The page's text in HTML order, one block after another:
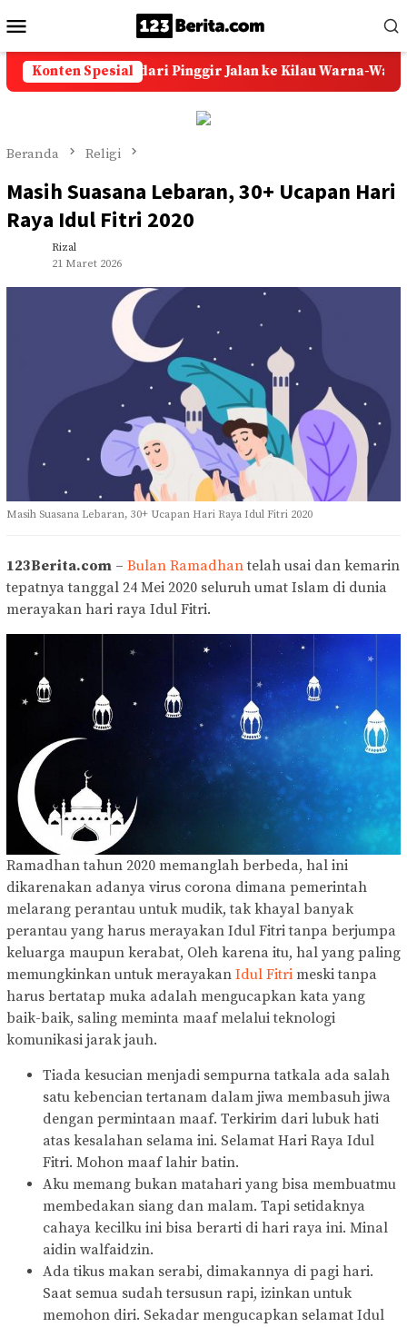
ke
kontenMobile
Konten Spesial
Sukses dari Pinggir Jalan ke Kilau Warna-Warni
Beranda Religi
Masih Suasana Lebaran, 30+ Ucapan Hari
Raya Idul Fitri 2020
Rizal
21 Maret 2026
Masih Suasana Lebaran, 30+ Ucapan Hari Raya Idul Fitri 2020
123Berita.com – Bulan Ramadhantelah usai dan kemarin
tepatnya tanggal 24 Mei 2020 seluruh umat Islam di dunia
merayakan hari raya Idul Fitri.
Ramadhan tahun 2020 memanglah berbeda, hal ini
dikarenakan adanya virus corona dimana pemerintah
melarang perantau untuk mudik, tak khayal banyak
perantau yang harus merayakan Idul Fitri tanpa berjumpa
keluarga maupun kerabat, Oleh karena itu, hal yang paling
memungkinkan untuk merayakan Idul Fitri meski tanpa
harus bertatap muka adalah mengucapkan kata yang
baik-baik, saling meminta maaf melalui teknologi
komunikasi jarak jauh.
Tiada kesucian menjadi sempurna tatkala ada salah
satu kebencian tertanam dalam jiwa membasuh jiwa
dengan permintaan maaf. Terkirim dari lubuk hati
atas kesalahan selama ini. Selamat Hari Raya Idul
Fitri. Mohon maaf lahir batin.
Aku memang bukan matahari yang bisa membuatmu
membedakan siang dan malam. Tapi setidaknya
cahaya kecilku ini bisa berarti di hari raya ini. Minal
aidin walfaidzin.
Ada tikus makan serabi, dimakannya di pagi hari.
Saat semua sudah tersusun rapi, izinkan untuk
memohon diri. Sekadar mengucapkan selamat Idul